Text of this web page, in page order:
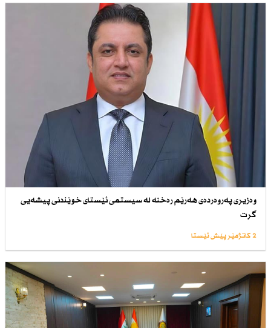
وەزیری پەروەردەى هەرێم رەخنە لە سیستمی ئێستای خوێندنی پیشەیی
گرت
2 کاتژمێر پێش ئێستا